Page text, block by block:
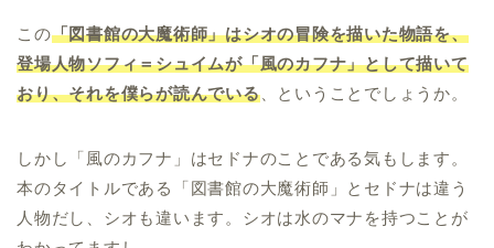
この「図書館の大魔術師」はシオの冒険を描いた物語を、
登場人物ソフィ＝シュイムが「風のカフナ」として描いて
おり、それを僕らが読んでいる、ということでしょうか。
しかし「風のカフナ」はセドナのことである気もします。
本のタイトルである「図書館の大魔術師」とセドナは違う
人物だし、シオも違います。シオは水のマナを持つことが